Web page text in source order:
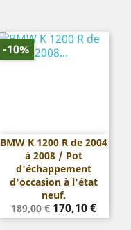
BMW K 1200 R de 2004
à 2008 / Pot
d'échappement
d'occasion à l'état
neuf.
Prix
de
189,00 € Prix
170,10 €
-10%